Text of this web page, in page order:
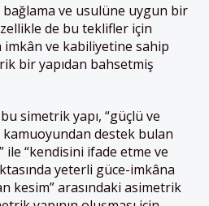
ve usulüne uygun bir
de bu teklifler için
ve kabiliyetine sahip
bir yapıdan bahsetmiş
simetrik yapı, “güçlü ve
destek bulan
ile “kendisini ifade etme ve
yeterli güce-imkâna
kesim” arasındaki asimetrik